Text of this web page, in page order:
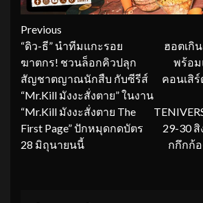
Continue
Reading
Previous
“ดิว-ธี” นำทีมแกะรอย
ฆาตกร! ชวนล็อกคิวปลุก
สัญชาตญาณนักสืบ กับซีรีส์
“Mr.Kill มังงะสั่งตาย” ในงาน
“Mr.Kill มังงะสั่งตาย The
First Page” ปักหมุดกดบัตร
28 มิถุนายนนี้
ฮอตเกิ
พร้อม
คอนเสิ
29-30
กกึกก้